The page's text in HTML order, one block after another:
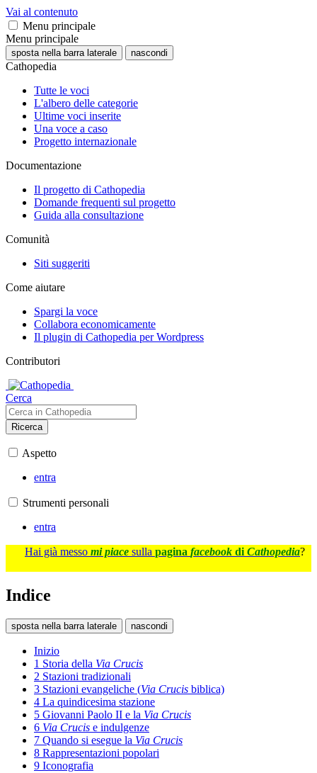
Vai al contenuto
Menu principale
Menu principale
sposta nella barra laterale nascondi
Cathopedia
Tutte le voci
L'albero delle categorie
Ultime voci inserite
Una voce a caso
Progetto internazionale
Documentazione
Il progetto di Cathopedia
Domande frequenti sul progetto
Guida alla consultazione
Comunità
Siti suggeriti
Come aiutare
Spargi la voce
Collabora economicamente
Il plugin di Cathopedia per Wordpress
Contributori
Cerca
Ricerca
Aspetto
entra
Strumenti personali
entra
Hai già messo mi piace sulla pagina facebook di Cathopedia?
Indice
sposta nella barra laterale nascondi
Inizio
1 Storia della Via Crucis
2 Stazioni tradizionali
3 Stazioni evangeliche (Via Crucis biblica)
4 La quindicesima stazione
5 Giovanni Paolo II e la Via Crucis
6 Via Crucis e indulgenze
7 Quando si esegue la Via Crucis
8 Rappresentazioni popolari
9 Iconografia